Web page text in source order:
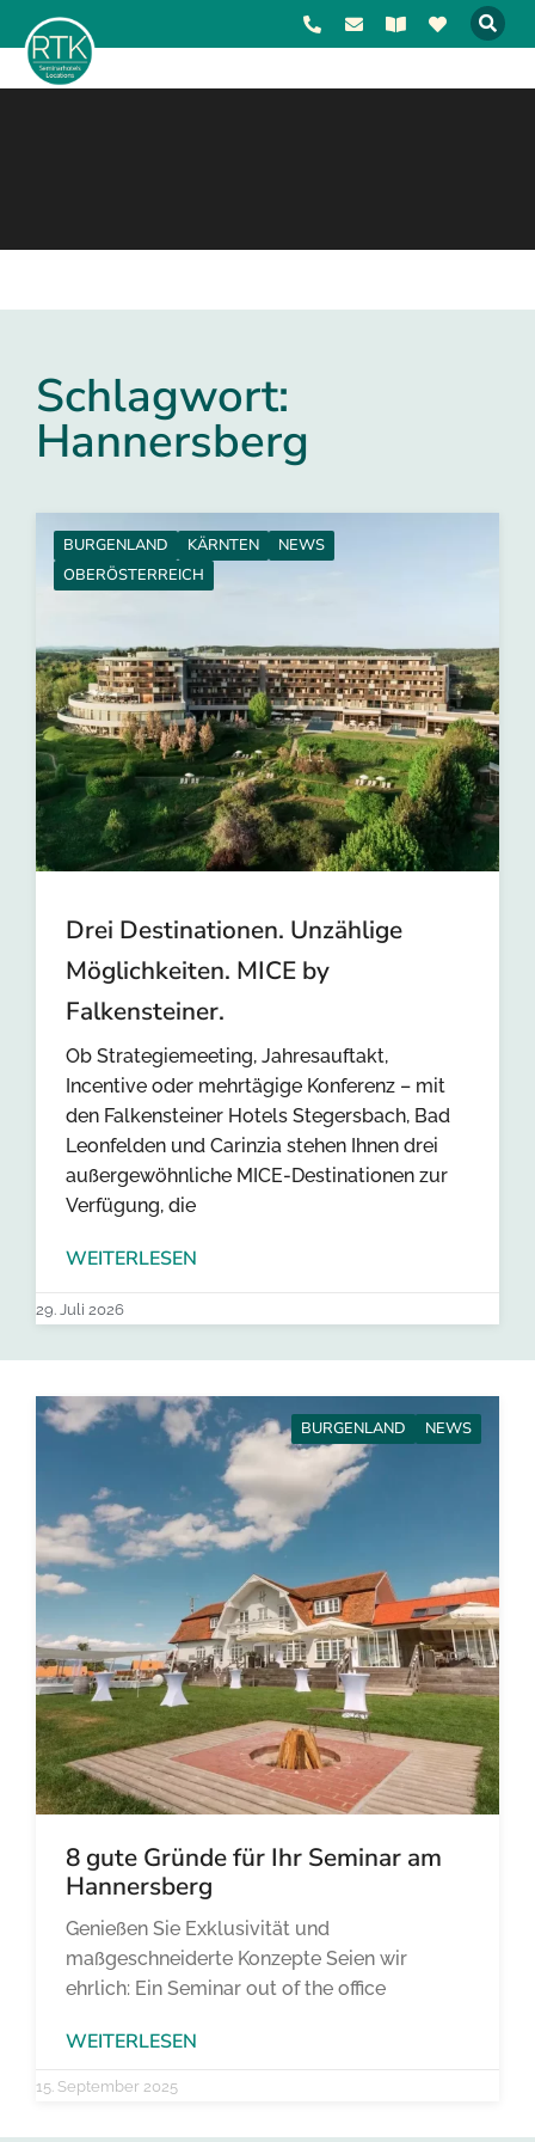
Schlagwort:
Hannersberg
Drei Destinationen. Unzählige
Möglichkeiten. MICE by
Falkensteiner.
Ob Strategiemeeting, Jahresauftakt,
Incentive oder mehrtägige Konferenz – mit
den Falkensteiner Hotels Stegersbach, Bad
Leonfelden und Carinzia stehen Ihnen drei
außergewöhnliche MICE-Destinationen zur
Verfügung, die
WEITERLESEN
29. Juli 2026
BURGENLAND KÄRNTEN
NEWS
OBERÖSTERREICH
8 gute Gründe für Ihr Seminar am
Hannersberg
Genießen Sie Exklusivität und
maßgeschneiderte Konzepte Seien wir
ehrlich: Ein Seminar out of the office
WEITERLESEN
15. September 2025
BURGENLAND NEWS